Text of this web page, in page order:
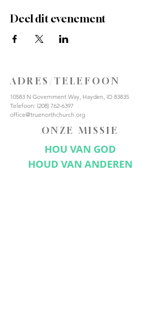
Deel dit evenement
ADRES/TELEFOON
10583 N Government Way, Hayden, ID 83835
Telefoon: (208) 762-6397
office@truenorthchurch.org
ONZE MISSIE
HOU VAN GOD
HOUD VAN ANDEREN